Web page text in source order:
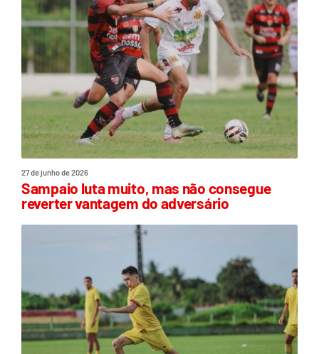
27 de junho de 2026
Sampaio luta muito, mas não consegue
reverter vantagem do adversário